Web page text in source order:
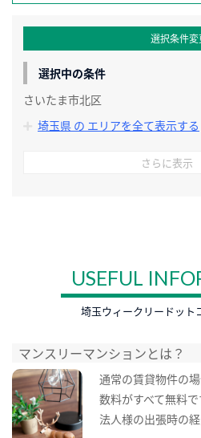
選択条件変
選択中の条件
さいたま市北区
埼玉県 の エリアを全て表示する
さらに表示
USEFUL
埼玉ウィークリードット
マンスリーマンションとは？
通常の賃貸物件の
数料がすべて無料で
法人様の出張時の